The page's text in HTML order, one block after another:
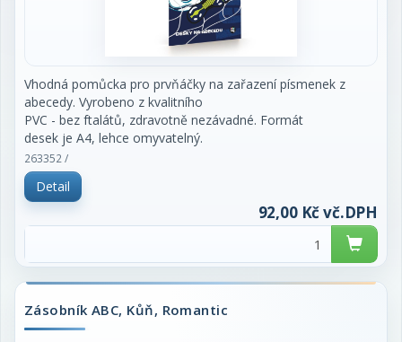
Vhodná pomůcka pro prvňáčky na zařazení písmenek z
abecedy. Vyrobeno z kvalitního
PVC - bez ftalátů, zdravotně nezávadné. Formát
desek je A4, lehce omyvatelný.
263352 /
Detail
92,00 Kč vč.DPH
Zásobník ABC, Kůň, Romantic